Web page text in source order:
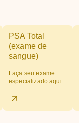
PSA Total
(exame de
sangue)
Faça seu exame
especializado aqui